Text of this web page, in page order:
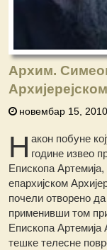
Архим.
новембар 15, 2010
Н акон побуне
године извео
Епископа
епархијском
почели отворено
применивши том
Епископа
тешке телесне